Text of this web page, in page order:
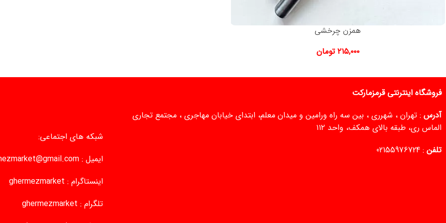
همزن چرخشی
۲۱۵,۰۰۰ تومان
فروشگاه اینترنتی قرمزمارکت
آدرس : تهران ، شهرری ، بین سه راه ورامین و میدان معلم، ابتدای خیابان مهاجری ، مجتمع تجاری
الماس ری، طبقه بالای همکف، واحد ۱۱۲
تلفن :
02155976724
شبکه های اجتماعی:
ایمیل :
اینستاگرام : ghermezmarket
تلگرام : ghermezmarket